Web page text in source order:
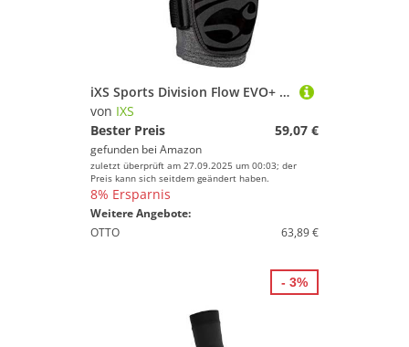
iXS Sports Division Flow EVO+ Elbow pad Ellbogenprotektor, Grey, XL
von IXS
Bester Preis
59,07 €
gefunden bei Amazon
zuletzt überprüft am 27.09.2025 um 00:03; der
Preis kann sich seitdem geändert haben.
8% Ersparnis
Weitere Angebote:
OTTO
63,89 €
- 3%